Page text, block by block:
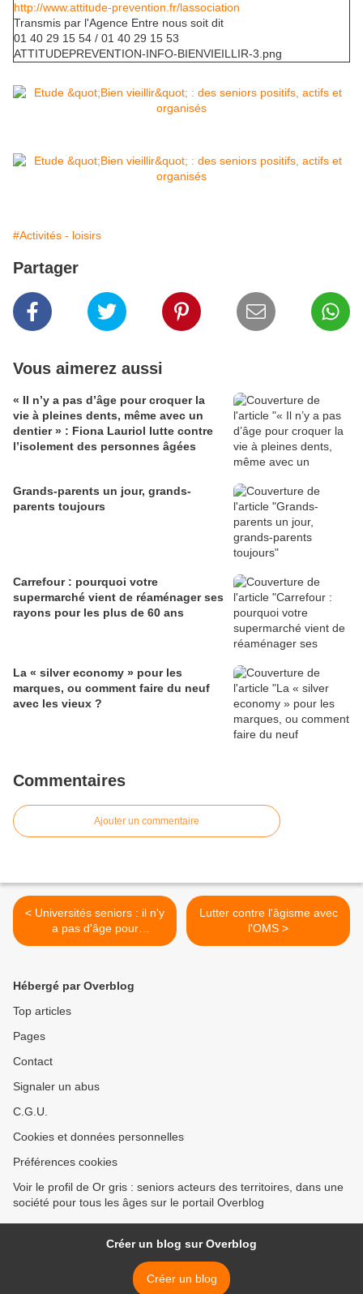
http://www.attitude-prevention.fr/lassociation
Transmis par l'Agence Entre nous soit dit
01 40 29 15 54 / 01 40 29 15 53
ATTITUDEPREVENTION-INFO-BIENVIEILLIR-3.png
#Activités - loisirs
Partager
Vous aimerez aussi
« Il n’y a pas d’âge pour croquer la
vie à pleines dents, même avec un
dentier » : Fiona Lauriol lutte contre
l’isolement des personnes âgées
Grands-parents un jour, grands-
parents toujours
Carrefour : pourquoi votre
supermarché vient de réaménager ses
rayons pour les plus de 60 ans
La « silver economy » pour les
marques, ou comment faire du neuf
avec les vieux ?
Commentaires
Ajouter un commentaire
< Universités seniors : il n'y
a pas d'âge pour
apprendre!
Lutter contre l'âgisme avec
l'OMS >
Hébergé par Overblog
Top articles
Pages
Contact
Signaler un abus
C.G.U.
Cookies et données personnelles
Préférences cookies
Voir le profil de Or gris : seniors acteurs des territoires, dans une
société pour tous les âges sur le portail Overblog
Créer un blog sur Overblog
Créer un blog